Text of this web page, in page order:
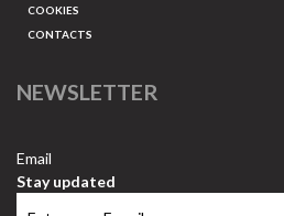
COOKIES
CONTACTS
NEWSLETTER
Email
Stay updated